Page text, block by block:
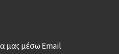
μας μέσω Email